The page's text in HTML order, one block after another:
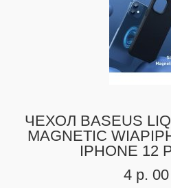
ЧЕХОЛ BASEUS
MAGNETIC
IPHONE 12
4 р. 00